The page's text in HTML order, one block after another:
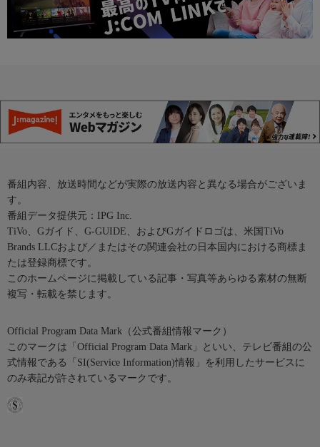
番組内容、放送時間などが実際の放送内容と異なる場合がございま
す。
番組データ提供元：IPG Inc.
TiVo、Gガイド、G-GUIDE、およびGガイドロゴは、米国TiVo
Brands LLCおよび／またはその関連会社の日本国内における商標ま
たは登録商標です。
このホームページに掲載している記事・写真等あらゆる素材の無断
複写・転載を禁じます。
Official Program Data Mark（公式番組情報マーク）
このマークは「Official Program Data Mark」といい、テレビ番組の公
式情報である「SI(Service Information)情報」を利用したサービスに
のみ表記が許されているマークです。